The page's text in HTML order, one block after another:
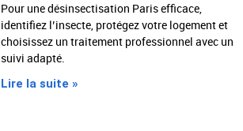
Pour une désinsectisation Paris efficace,
identifiez l’insecte, protégez votre logement et
choisissez un traitement professionnel avec un
suivi adapté.
Lire la suite »